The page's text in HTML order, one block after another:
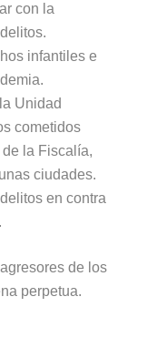
con la
infantiles e
Unidad
cometidos
la Fiscalía,
ciudades.
en contra
de los
perpetua.